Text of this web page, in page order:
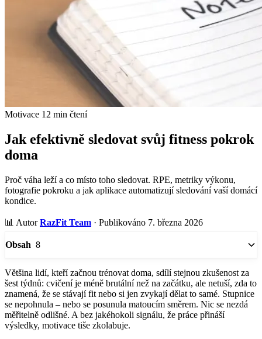
Motivace 12 min čtení
Jak efektivně sledovat svůj fitness pokrok
doma
Proč váha leží a co místo toho sledovat. RPE, metriky výkonu,
fotografie pokroku a jak aplikace automatizují sledování vaší domácí
kondice.
📊 AutorRazFit Team · Publikováno 7. března 2026
Obsah 8
Většina lidí, kteří začnou trénovat doma, sdílí stejnou zkušenost za
šest týdnů: cvičení je méně brutální než na začátku, ale netuší, zda to
znamená, že se stávají fit nebo si jen zvykají dělat to samé. Stupnice
se nepohnula – nebo se posunula matoucím směrem. Nic se nezdá
měřitelně odlišné. A bez jakéhokoli signálu, že práce přináší
výsledky, motivace tiše zkolabuje.